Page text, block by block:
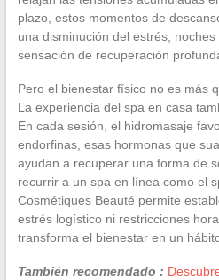
plazo, estos momentos de
una disminución del estrés,
sensación de recuperación
Pero el bienestar físico no es más
La experiencia del spa en casa
En cada sesión, el hidromasaje
endorfinas, esas hormonas que
ayudan a recuperar una forma de
recurrir a un spa en línea como el
Cosmétiques Beauté permite
estrés logístico ni restricciones
transforma el bienestar en un
También recomendado :